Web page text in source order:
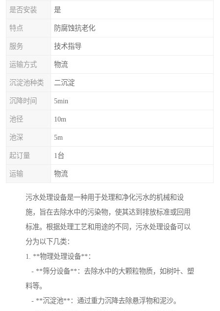
是否安装 是
特点 防腐蚀抗老化
服务 技术指导
运输方式 物流
沉淀池种类 二沉淀
沉降时间 5min
池径 10m
池深 5m
起订量 1台
运输 物流
污水处理设备是一种用于处理和净化污水的机械和设
施，旨在去除水中的污染物，使其达到排放标准或回用
标准。根据处理工艺和用途的不同，污水处理设备可以
分为以下几类：
1. **物理处理设备**：
- **筛分设备**：去除水中的大颗粒物质，如树叶、塑
料等。
- **沉淀池**：通过重力沉降去除悬浮物和泥沙。